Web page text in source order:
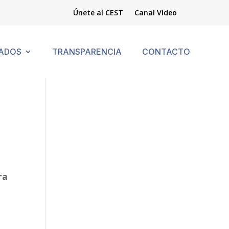
Únete al CEST Canal Vídeo
TRANSPARENCIA CONTACTO